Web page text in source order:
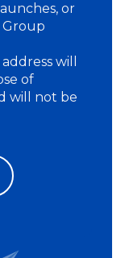
or
Group
will
of
will not be